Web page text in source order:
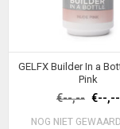
GELFX Builder In a
Pink
€--,-- €--,--
NOG NIET